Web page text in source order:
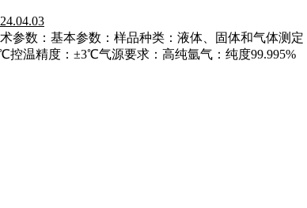
参数：基本参数：样品种类：液体、固体和气体测定
控温精度：±3℃气源要求：高纯氩气：纯度99.995%